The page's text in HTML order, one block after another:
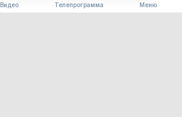
Видео Телепрограмма Меню